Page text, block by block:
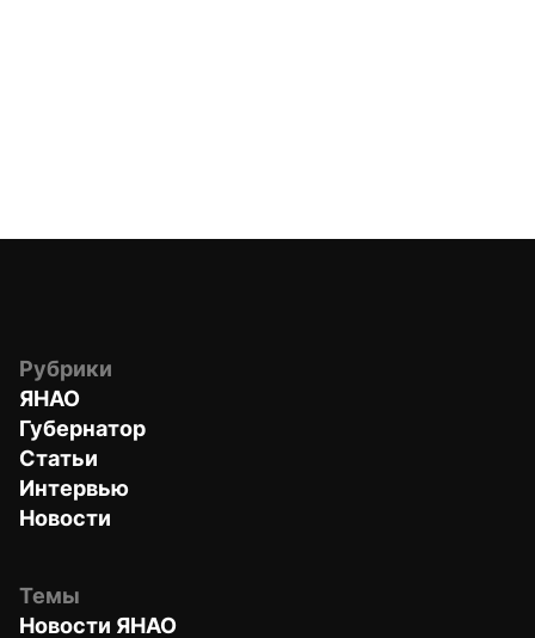
Рубрики
ЯНАО
Губернатор
Статьи
Интервью
Новости
Темы
Новости ЯНАО